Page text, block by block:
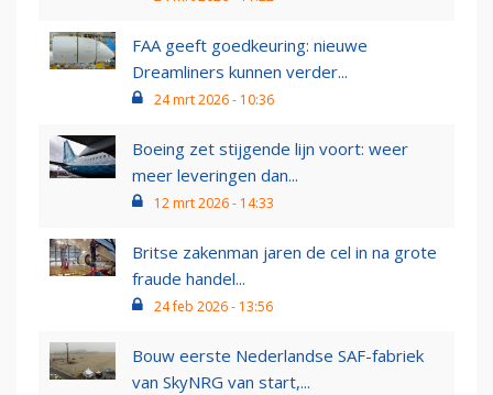
FAA geeft goedkeuring: nieuwe
Dreamliners kunnen verder...
24 mrt 2026 - 10:36
Boeing zet stijgende lijn voort: weer
meer leveringen dan...
12 mrt 2026 - 14:33
Britse zakenman jaren de cel in na grote
fraude handel...
24 feb 2026 - 13:56
Bouw eerste Nederlandse SAF-fabriek
van SkyNRG van start,...